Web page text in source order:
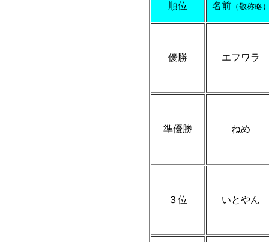
順位 名前（敬称略
優勝 エフワラ
準優勝 ねめ
３位 いとやん